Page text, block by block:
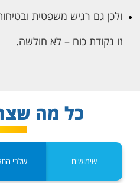
ולכן גם רגיש משפטית
זו נקודת כוח – לא חולשה.
כל מה
שימושים שלבי